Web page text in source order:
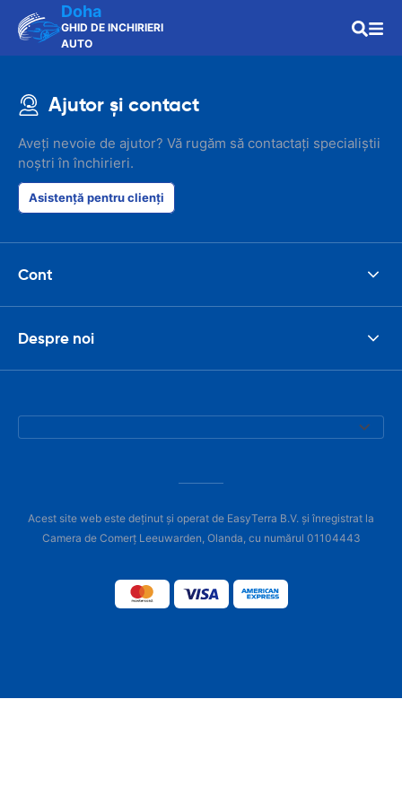
Doha
GHID DE INCHIRIERI
AUTO
Ajutor și contact
Aveți nevoie de ajutor? Vă rugăm să contactați specialiștii
noștri în închirieri.
Asistență pentru clienți
Cont
Despre noi
Acest site web este deținut și operat de EasyTerra B.V. și înregistrat la
Camera de Comerț Leeuwarden, Olanda, cu numărul 01104443